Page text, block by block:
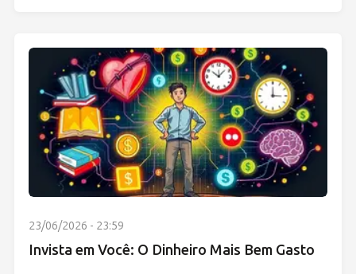
23/06/2026 - 23:59
Invista em Você: O Dinheiro Mais Bem Gasto